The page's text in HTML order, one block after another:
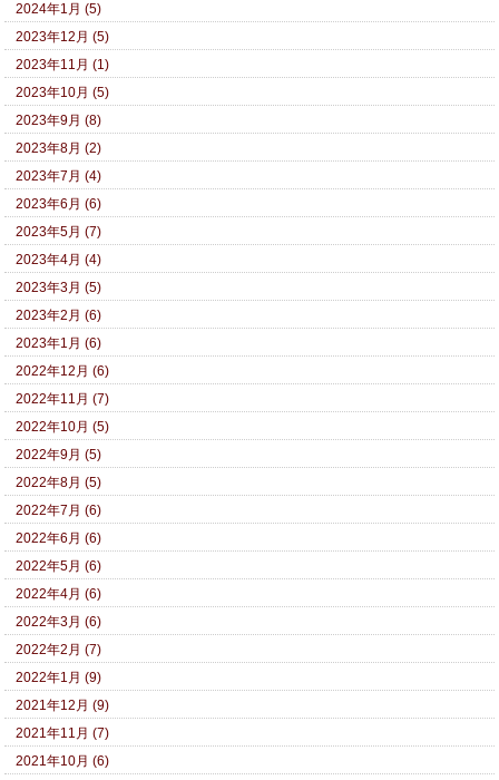
2024年1月 (5)
2023年12月 (5)
2023年11月 (1)
2023年10月 (5)
2023年9月 (8)
2023年8月 (2)
2023年7月 (4)
2023年6月 (6)
2023年5月 (7)
2023年4月 (4)
2023年3月 (5)
2023年2月 (6)
2023年1月 (6)
2022年12月 (6)
2022年11月 (7)
2022年10月 (5)
2022年9月 (5)
2022年8月 (5)
2022年7月 (6)
2022年6月 (6)
2022年5月 (6)
2022年4月 (6)
2022年3月 (6)
2022年2月 (7)
2022年1月 (9)
2021年12月 (9)
2021年11月 (7)
2021年10月 (6)